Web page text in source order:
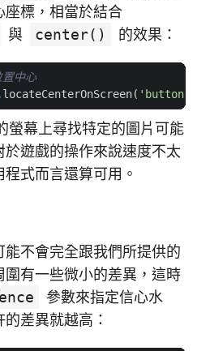
座標，相當於結合
與 center() 的效果：
中心
locateCenterOnScreen(
螢幕上尋找特定的圖片可能
遊戲的操作來說速度不太
式而言還算可用。
不會完全跟我們所提供的
圍有一些微小的差異，這時
參數來指定信心水
差異就越高：